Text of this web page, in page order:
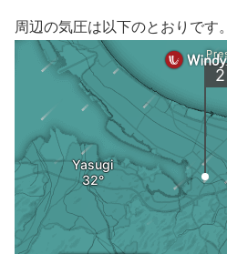
周辺の気圧は以下のとおりです。